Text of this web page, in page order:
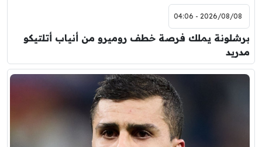
2026/08/08 - 04:06
برشلونة يملك فرصة خطف روميرو من أنياب أتلتيكو
مدريد